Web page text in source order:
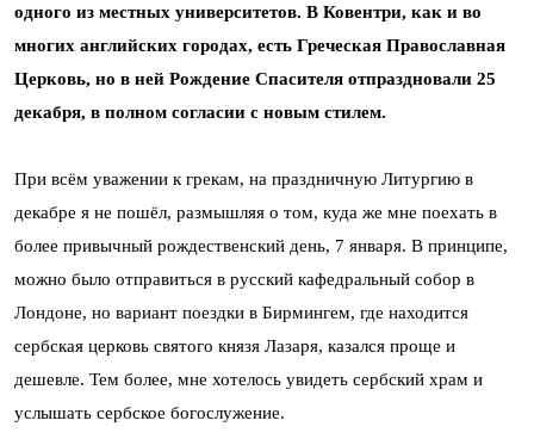
одного из местных университетов. В Ковентри, как и во
многих английских городах, есть Греческая Православная
Церковь, но в ней Рождение Спасителя отпраздновали 25
декабря, в полном согласии с новым стилем.
При всём уважении к грекам, на праздничную Литургию в
декабре я не пошёл, размышляя о том, куда же мне поехать в
более привычный рождественский день, 7 января. В принципе,
можно было отправиться в русский кафедральный собор в
Лондоне, но вариант поездки в Бирмингем, где находится
сербская церковь святого князя Лазаря, казался проще и
дешевле. Тем более, мне хотелось увидеть сербский храм и
услышать сербское богослужение.